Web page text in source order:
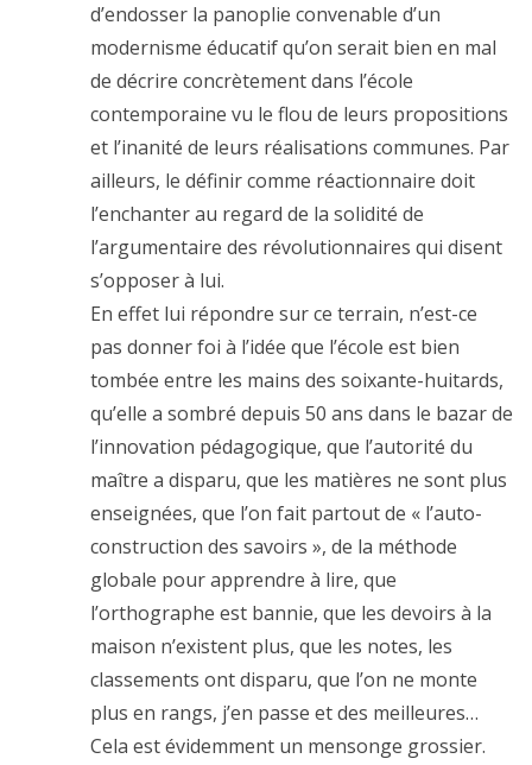
d’endosser la panoplie convenable d’un
modernisme éducatif qu’on serait bien en mal
de décrire concrètement dans l’école
contemporaine vu le flou de leurs propositions
et l’inanité de leurs réalisations communes. Par
ailleurs, le définir comme réactionnaire doit
l’enchanter au regard de la solidité de
l’argumentaire des révolutionnaires qui disent
s’opposer à lui.
En effet lui répondre sur ce terrain, n’est-ce
pas donner foi à l’idée que l’école est bien
tombée entre les mains des soixante-huitards,
qu’elle a sombré depuis 50 ans dans le bazar de
l’innovation pédagogique, que l’autorité du
maître a disparu, que les matières ne sont plus
enseignées, que l’on fait partout de « l’auto-
construction des savoirs », de la méthode
globale pour apprendre à lire, que
l’orthographe est bannie, que les devoirs à la
maison n’existent plus, que les notes, les
classements ont disparu, que l’on ne monte
plus en rangs, j’en passe et des meilleures…
Cela est évidemment un mensonge grossier.